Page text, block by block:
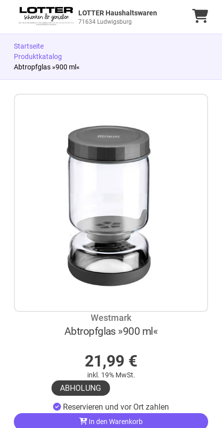
LOTTER Haushaltswaren
71634 Ludwigsburg
Startseite
Produktkatalog
Abtropfglas »900 ml«
Westmark
Abtropfglas »900 ml«
21,99 €
inkl. 19% MwSt.
ABHOLUNG
Reservieren und vor Ort zahlen
In den Warenkorb